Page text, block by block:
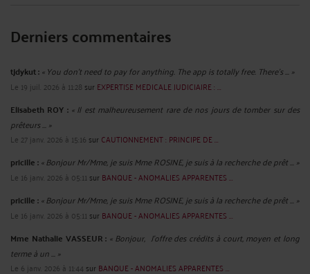
Derniers commentaires
tjdykut :« You don’t need to pay for anything. The app is totally free. There’s ... »
Le 19 juil. 2026 à 11:28 sur EXPERTISE MEDICALE JUDICIAIRE : ...
Elisabeth ROY : « Il est malheureusement rare de nos jours de tomber sur des
prêteurs ... »
Le 27 janv. 2026 à 15:16 sur CAUTIONNEMENT : PRINCIPE DE ...
pricille :« Bonjour Mr/Mme, je suis Mme ROSINE, je suis à la recherche de prêt ... »
Le 16 janv. 2026 à 05:11 sur BANQUE - ANOMALIES APPARENTES ...
pricille :« Bonjour Mr/Mme, je suis Mme ROSINE, je suis à la recherche de prêt ... »
Le 16 janv. 2026 à 05:11 sur BANQUE - ANOMALIES APPARENTES ...
Mme Nathalie VASSEUR : « Bonjour, J’offre des crédits à court, moyen et long
terme à un ... »
Le 6 janv. 2026 à 11:44 sur BANQUE - ANOMALIES APPARENTES ...